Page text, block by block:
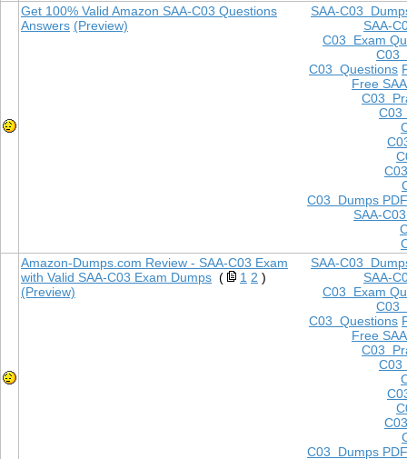
SAA-C03
SAA-
C03 Exam
C03
C03 Questions
Free
C03
C03
C03 Dumps PDF
SAA-
Get 100% Valid Amazon SAA-C03 Questions
Answers (Preview)
SAA-C03
SAA-
C03 Exam
C03
C03 Questions
Free
C03
C03
C03 Dumps PDF
Amazon-Dumps.com Review - SAA-C03 Exam
with Valid SAA-C03 Exam Dumps ( 1 2 )
(Preview)